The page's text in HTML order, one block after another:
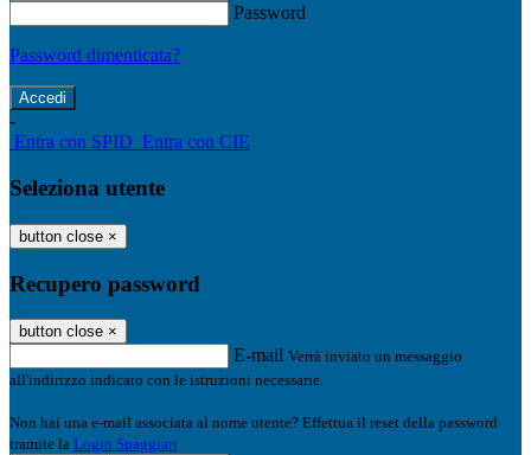
Password
Password dimenticata?
-
Entra con SPID Entra con CIE
Seleziona utente
button close ×
Recupero password
button close ×
E-mail Verrà inviato un messaggio
all'indirizzo indicato con le istruzioni necessarie.
Non hai una e-mail associata al nome utente? Effettua il reset della password
tramite la Login Spaggiari